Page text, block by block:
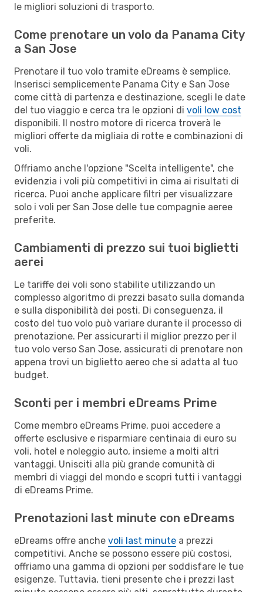
le migliori soluzioni di trasporto.
Come prenotare un volo da Panama City
a San Jose
Prenotare il tuo volo tramite eDreams è semplice.
Inserisci semplicemente Panama City e San Jose
come città di partenza e destinazione, scegli le date
del tuo viaggio e cerca tra le opzioni di voli low cost
disponibili. Il nostro motore di ricerca troverà le
migliori offerte da migliaia di rotte e combinazioni di
voli.
Offriamo anche l'opzione "Scelta intelligente", che
evidenzia i voli più competitivi in cima ai risultati di
ricerca. Puoi anche applicare filtri per visualizzare
solo i voli per San Jose delle tue compagnie aeree
preferite.
Cambiamenti di prezzo sui tuoi biglietti
aerei
Le tariffe dei voli sono stabilite utilizzando un
complesso algoritmo di prezzi basato sulla domanda
e sulla disponibilità dei posti. Di conseguenza, il
costo del tuo volo può variare durante il processo di
prenotazione. Per assicurarti il miglior prezzo per il
tuo volo verso San Jose, assicurati di prenotare non
appena trovi un biglietto aereo che si adatta al tuo
budget.
Sconti per i membri eDreams Prime
Come membro eDreams Prime, puoi accedere a
offerte esclusive e risparmiare centinaia di euro su
voli, hotel e noleggio auto, insieme a molti altri
vantaggi. Unisciti alla più grande comunità di
membri di viaggi del mondo e scopri tutti i vantaggi
di eDreams Prime.
Prenotazioni last minute con eDreams
eDreams offre anche voli last minute a prezzi
competitivi. Anche se possono essere più costosi,
offriamo una gamma di opzioni per soddisfare le tue
esigenze. Tuttavia, tieni presente che i prezzi last